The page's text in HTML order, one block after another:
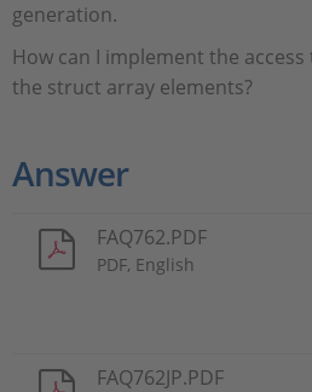
generation.
How can I implement the
the struct array elements?
Answer
FAQ762.PDF
PDF, English
FAQ762JP.PDF